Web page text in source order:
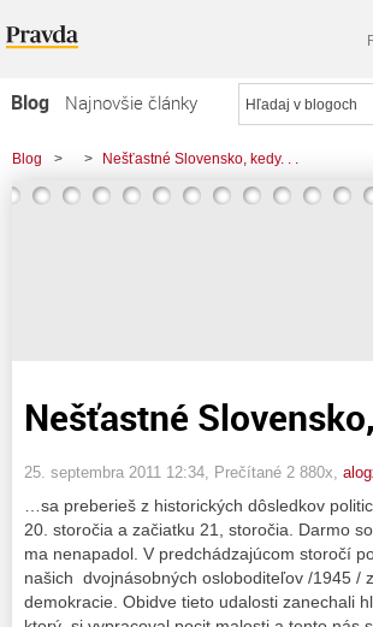
Blog
Najnovšie články
Najčítanejšie články
Najkomentovanejšie články
Blog > > Nešťastné Slovensko, kedy. . .
Nešťastné
25. septembra 2011 12:34 , Prečítané 2 880x,
…sa preberieš z historických dôsledkov
20. storočia a začiatku 21, storočia. Darmo
ma nenapadol. V predchádzajúcom storočí
našich dvojnásobných osloboditeľov /1945 /
demokracie. Obidve tieto udalosti zanechali